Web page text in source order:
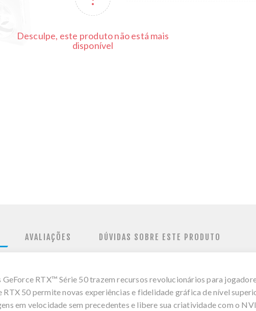
Desculpe, este produto não está mais
disponível
AVALIAÇÕES DÚVIDAS SOBRE ESTE PRODUTO
RTX™ Série 50 trazem recursos revolucionários para
RTX 50 permite novas experiências e fidelidade gráfica de nível
em velocidade sem precedentes e libere sua criatividade com o